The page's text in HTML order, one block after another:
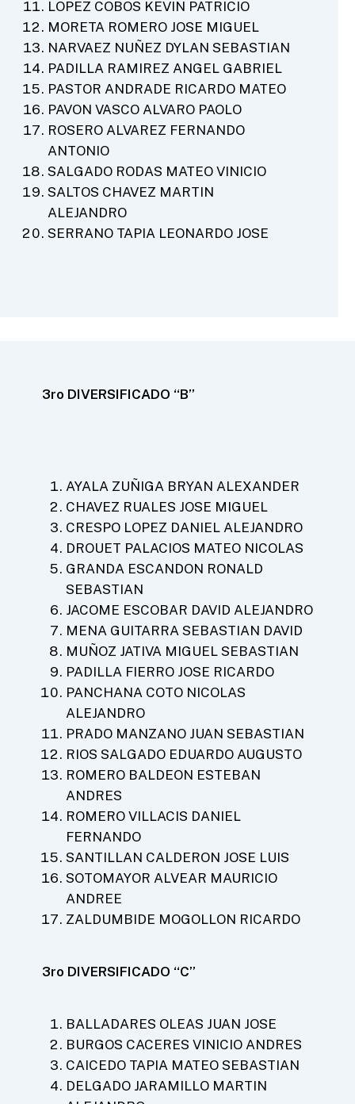
LOPEZ COBOS KEVIN PATRICIO
MORETA ROMERO JOSE MIGUEL
NARVAEZ NUÑEZ DYLAN SEBASTIAN
PADILLA RAMIREZ ANGEL GABRIEL
PASTOR ANDRADE RICARDO MATEO
PAVON VASCO ALVARO PAOLO
ROSERO ALVAREZ FERNANDO
ANTONIO
SALGADO RODAS MATEO VINICIO
SALTOS CHAVEZ MARTIN
ALEJANDRO
SERRANO TAPIA LEONARDO JOSE
3ro DIVERSIFICADO “B”
AYALA ZUÑIGA BRYAN ALEXANDER
CHAVEZ RUALES JOSE MIGUEL
CRESPO LOPEZ DANIEL ALEJANDRO
DROUET PALACIOS MATEO NICOLAS
GRANDA ESCANDON RONALD
SEBASTIAN
JACOME ESCOBAR DAVID ALEJANDRO
MENA GUITARRA SEBASTIAN DAVID
MUÑOZ JATIVA MIGUEL SEBASTIAN
PADILLA FIERRO JOSE RICARDO
PANCHANA COTO NICOLAS
ALEJANDRO
PRADO MANZANO JUAN SEBASTIAN
RIOS SALGADO EDUARDO AUGUSTO
ROMERO BALDEON ESTEBAN
ANDRES
ROMERO VILLACIS DANIEL
FERNANDO
SANTILLAN CALDERON JOSE LUIS
SOTOMAYOR ALVEAR MAURICIO
ANDREE
ZALDUMBIDE MOGOLLON RICARDO
3ro DIVERSIFICADO “C”
BALLADARES OLEAS JUAN JOSE
BURGOS CACERES VINICIO ANDRES
CAICEDO TAPIA MATEO SEBASTIAN
DELGADO JARAMILLO MARTIN